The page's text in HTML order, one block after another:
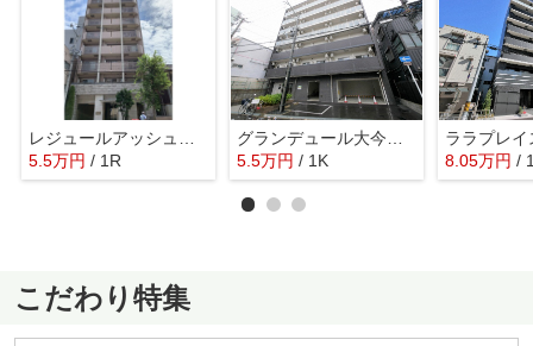
5.5万円 / 1R
5.5万円 / 1K 8.05万円 /
こだわり特集